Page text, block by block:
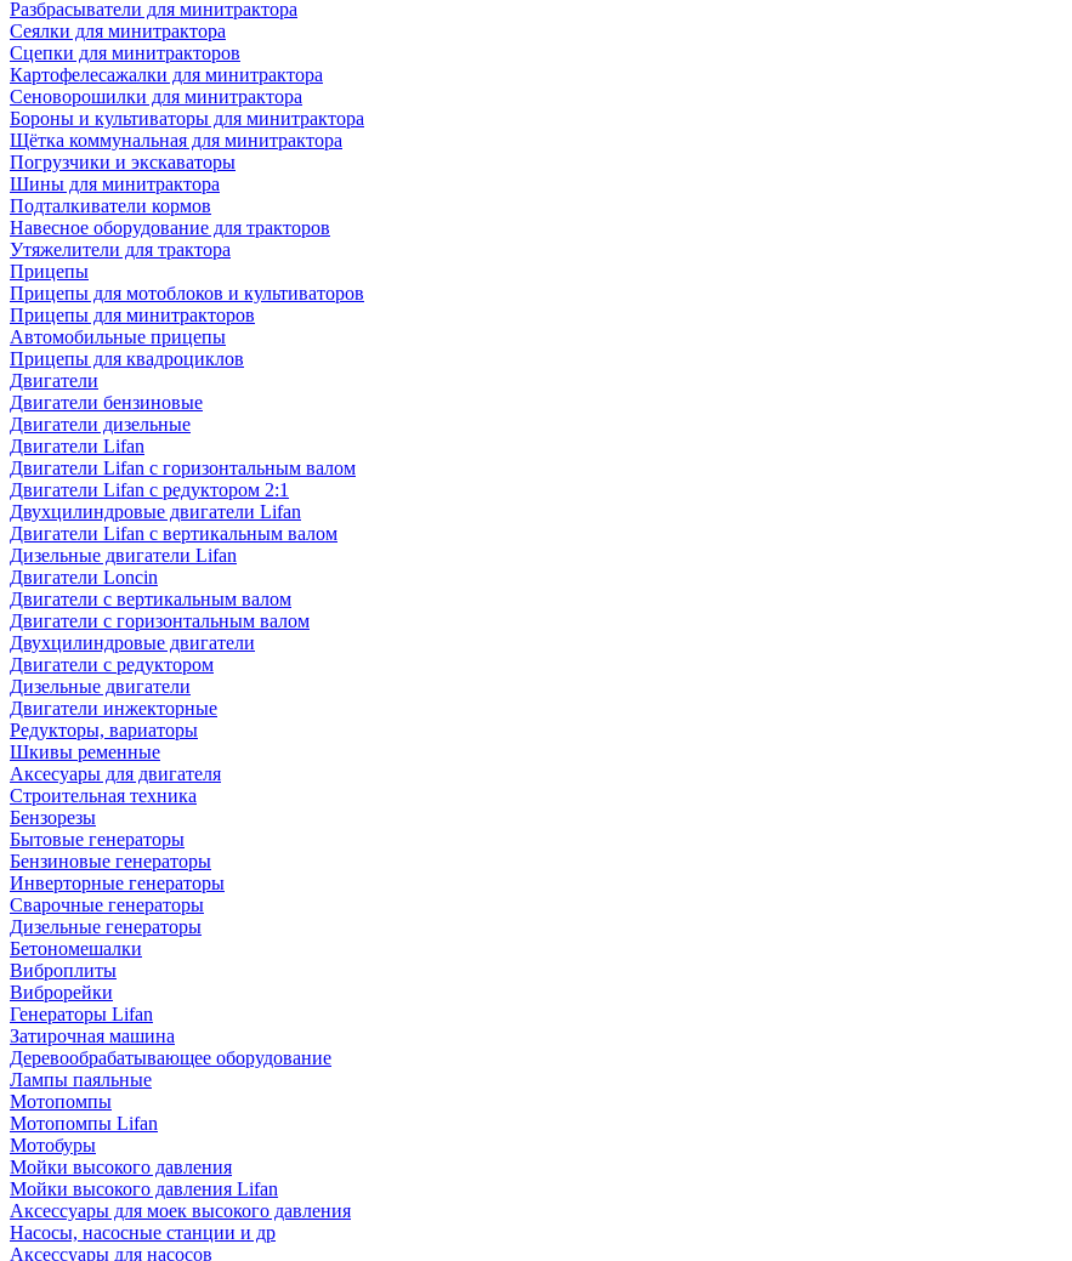
Разбрасыватели для минитрактора
Сеялки для минитрактора
Сцепки для минитракторов
Картофелесажалки для минитрактора
Сеноворошилки для минитрактора
Бороны и культиваторы для минитрактора
Щётка коммунальная для минитрактора
Погрузчики и экскаваторы
Шины для минитрактора
Подталкиватели кормов
Навесное оборудование для тракторов
Утяжелители для трактора
Прицепы
Прицепы для мотоблоков и культиваторов
Прицепы для минитракторов
Автомобильные прицепы
Прицепы для квадроциклов
Двигатели
Двигатели бензиновые
Двигатели дизельные
Двигатели Lifan
Двигатели Lifan с горизонтальным валом
Двигатели Lifan с редуктором 2:1
Двухцилиндровые двигатели Lifan
Двигатели Lifan с вертикальным валом
Дизельные двигатели Lifan
Двигатели Loncin
Двигатели с вертикальным валом
Двигатели с горизонтальным валом
Двухцилиндровые двигатели
Двигатели с редуктором
Дизельные двигатели
Двигатели инжекторные
Редукторы, вариаторы
Шкивы ременные
Аксесуары для двигателя
Строительная техника
Бензорезы
Бытовые генераторы
Бензиновые генераторы
Инверторные генераторы
Сварочные генераторы
Дизельные генераторы
Бетономешалки
Виброплиты
Виброрейки
Генераторы Lifan
Затирочная машина
Деревообрабатывающее оборудование
Лампы паяльные
Мотопомпы
Мотопомпы Lifan
Мотобуры
Мойки высокого давления
Мойки высокого давления Lifan
Аксессуары для моек высокого давления
Насосы, насосные станции и др
Аксессуары для насосов